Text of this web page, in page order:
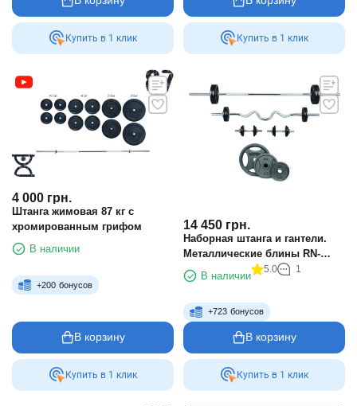
Купить в 1 клик Купить в 1 клик
4 000 грн.
Штанга жимовая 87 кг с
хромированным грифом
В наличии
+200 бонусов
В корзину
Купить в 1 клик
14 450 грн.
Наборная штанга и гантели.
Металлические блины RN-
Sport + 4 грифа 80 кг
В наличии
5.0 1
+723 бонусов
В корзину
Купить в 1 клик